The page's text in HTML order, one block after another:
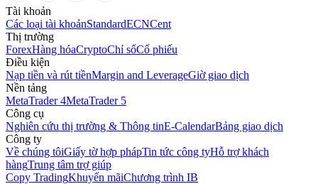
Tài khoản
Các loại tài khoảnStandardECNCent
Thị trường
ForexHàng hóaCryptoChỉ sốCổ phiếu
Điều kiện
Nạp tiền và rút tiềnMargin and LeverageGiờ giao dịch
Nền tảng
MetaTrader 4MetaTrader 5
Công cụ
Nghiên cứu thị trường & Thông tinE-CalendarBảng giao dịch
Công ty
Về chúng tôiGiấy tờ hợp phápTin tức công tyHỗ trợ khách
hàngTrung tâm trợ giúp
Copy TradingKhuyến mãiChương trình IB